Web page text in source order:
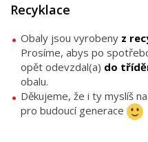
Recyklace
Obaly jsou vyrobeny z
Prosíme, abys po
opět odevzdal(a) do
obalu.
Děkujeme, že i ty myslíš
pro budoucí generace